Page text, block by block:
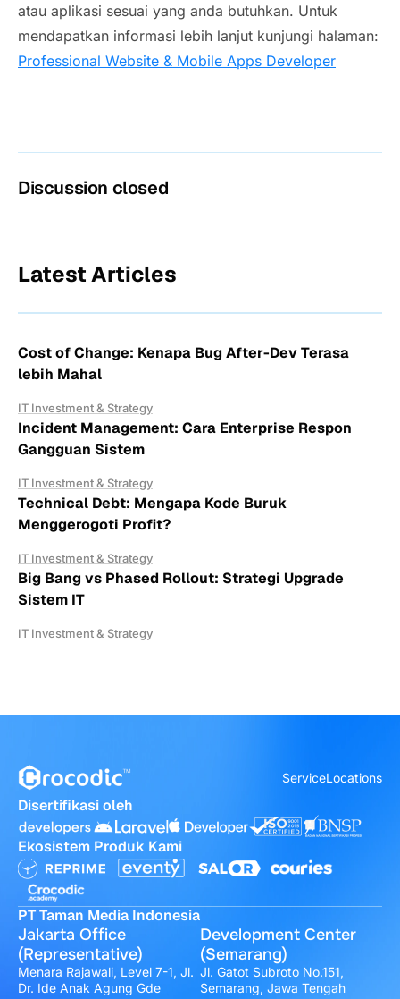
atau aplikasi sesuai yang anda butuhkan. Untuk
mendapatkan informasi lebih lanjut kunjungi halaman:
Professional Website & Mobile Apps Developer
Discussion closed
Latest Articles
Cost of Change: Kenapa Bug After-Dev Terasa
lebih Mahal
IT Investment & Strategy
Incident Management: Cara Enterprise Respon
Gangguan Sistem
IT Investment & Strategy
Technical Debt: Mengapa Kode Buruk
Menggerogoti Profit?
IT Investment & Strategy
Big Bang vs Phased Rollout: Strategi Upgrade
Sistem IT
IT Investment & Strategy
ServiceLocations
Disertifikasi oleh
Ekosistem Produk Kami
PT Taman Media Indonesia
Jakarta Office
(Representative)
Menara Rajawali, Level 7-1, Jl.
Dr. Ide Anak Agung Gde
Development Center
(Semarang)
Jl. Gatot Subroto No.151,
Semarang, Jawa Tengah